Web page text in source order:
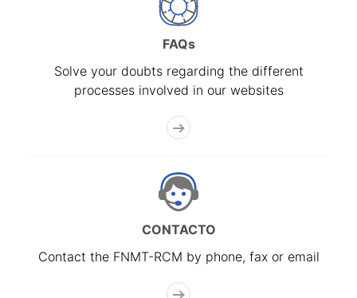
FAQs
Solve your doubts regarding the different
processes involved in our websites
CONTACTO
Contact the FNMT-RCM by phone, fax or email